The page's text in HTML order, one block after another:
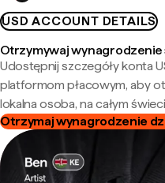
USD ACCOUNT DETAILS
Otrzymywaj
Udostępnij szczegóły konta
platformom płacowym, aby
lokalna osoba, na całym
Otrzymaj wynagrodzenie